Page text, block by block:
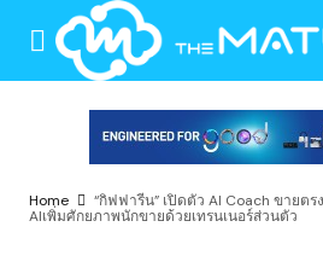
Home
“กิฟฟารีน” เปิดตัว AI Coach ขายต
AIเพิ่มศักยภาพนักขายด้วยเทรนเนอร์ส่วนตัว